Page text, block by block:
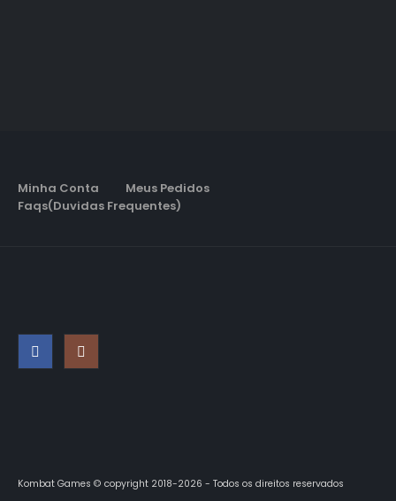
Minha Conta
Meus Pedidos
Faqs(Duvidas Frequentes)
Kombat Games © copyright 2018-2026 - Todos os direitos reservados